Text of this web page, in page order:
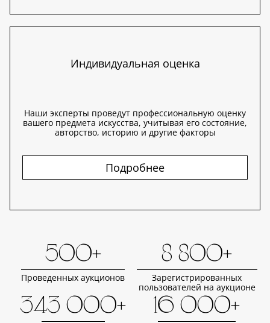
Индивидуальная оценка
Наши эксперты проведут профессиональную оценку
вашего предмета искусства, учитывая его состояние,
авторство, историю и другие факторы
Подробнее
500+
Проведенных аукционов
8 800+
Зарегистрированных
пользователей на аукционе
343 000+ 16 000+